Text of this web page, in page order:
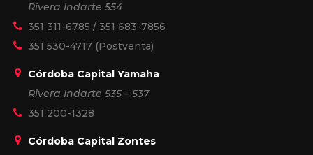
Rivera Indarte 554
351 311-6785 / 351 683-7856
351 530-4717 (Postventa)
Córdoba Capital Yamaha
Rivera Indarte 535 – 537
351 200-1328
Córdoba Capital Zontes